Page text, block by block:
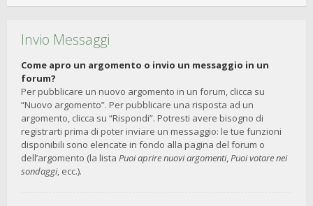
Invio Messaggi
Come apro un argomento o invio un messaggio in un
forum?
Per pubblicare un nuovo argomento in un forum, clicca su
“Nuovo argomento”. Per pubblicare una risposta ad un
argomento, clicca su “Rispondi”. Potresti avere bisogno di
registrarti prima di poter inviare un messaggio: le tue funzioni
disponibili sono elencate in fondo alla pagina del forum o
dell’argomento (la lista Puoi aprire nuovi argomenti,Puoi votare nei
sondaggi, ecc.).